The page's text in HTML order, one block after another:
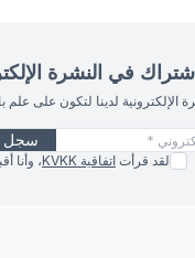
في النشرة
لدينا لتكون على علم
سجل
لقد قرأت اتفاقية KVKK ، وأنا